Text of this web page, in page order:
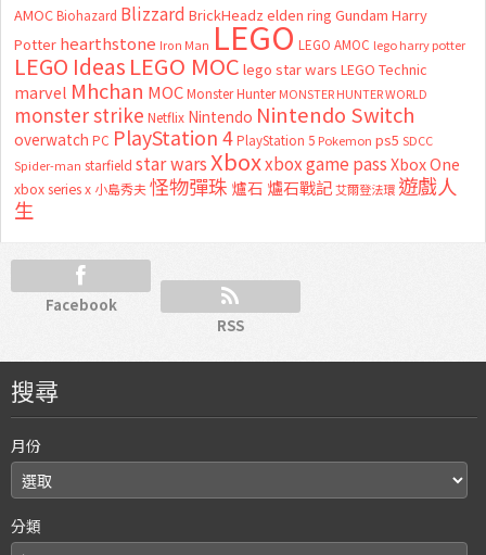
AMOC Biohazard Blizzard BrickHeadz elden ring Gundam Harry
Potter hearthstone Iron Man LEGO LEGO AMOC lego harry potter
LEGO Ideas LEGO MOC lego star wars LEGO Technic
marvel Mhchan MOC Monster Hunter MONSTER HUNTER WORLD
monster strike Netflix Nintendo Nintendo Switch
overwatch PC PlayStation 4 PlayStation 5 Pokemon ps5 SDCC
Spider-man starfield star warsXboxxbox game passXbox One
xbox series x 小島秀夫怪物彈珠 爐石 爐石戰記艾爾登法環 遊戲人
生
Facebook
RSS
搜尋
月份
分類